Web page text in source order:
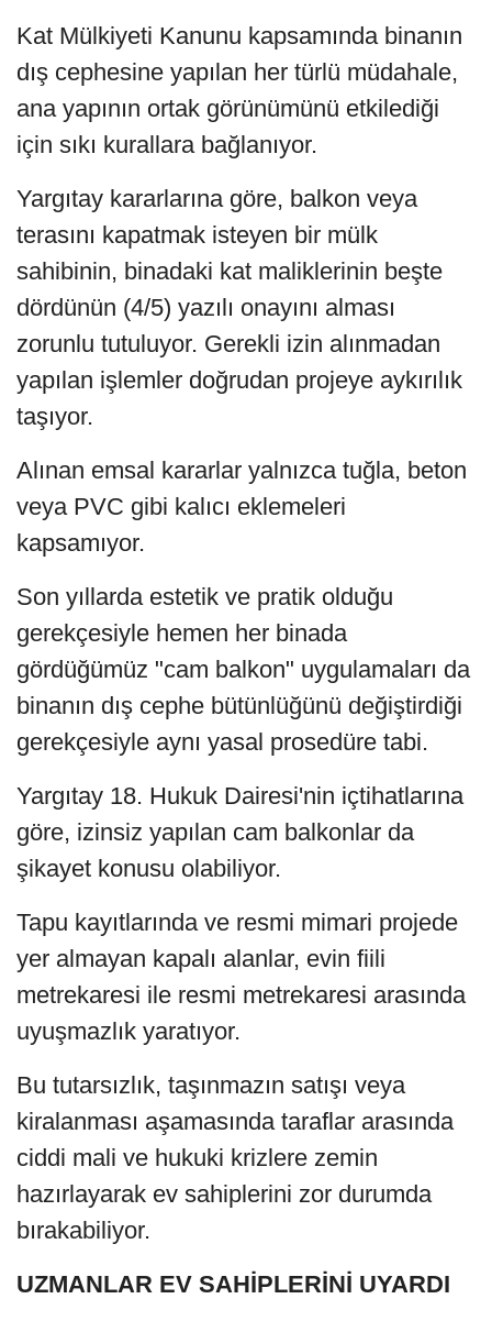
Kat Mülkiyeti Kanunu kapsamında binanın
dış cephesine yapılan her türlü müdahale,
ana yapının ortak görünümünü etkilediği
için sıkı kurallara bağlanıyor.
Yargıtay kararlarına göre, balkon veya
terasını kapatmak isteyen bir mülk
sahibinin, binadaki kat maliklerinin beşte
dördünün (4/5) yazılı onayını alması
zorunlu tutuluyor. Gerekli izin alınmadan
yapılan işlemler doğrudan projeye aykırılık
taşıyor.
Alınan emsal kararlar yalnızca tuğla, beton
veya PVC gibi kalıcı eklemeleri
kapsamıyor.
Son yıllarda estetik ve pratik olduğu
gerekçesiyle hemen her binada
gördüğümüz "cam balkon" uygulamaları da
binanın dış cephe bütünlüğünü değiştirdiği
gerekçesiyle aynı yasal prosedüre tabi.
Yargıtay 18. Hukuk Dairesi'nin içtihatlarına
göre, izinsiz yapılan cam balkonlar da
şikayet konusu olabiliyor.
Tapu kayıtlarında ve resmi mimari projede
yer almayan kapalı alanlar, evin fiili
metrekaresi ile resmi metrekaresi arasında
uyuşmazlık yaratıyor.
Bu tutarsızlık, taşınmazın satışı veya
kiralanması aşamasında taraflar arasında
ciddi mali ve hukuki krizlere zemin
hazırlayarak ev sahiplerini zor durumda
bırakabiliyor.
UZMANLAR EV SAHİPLERİNİ UYARDI